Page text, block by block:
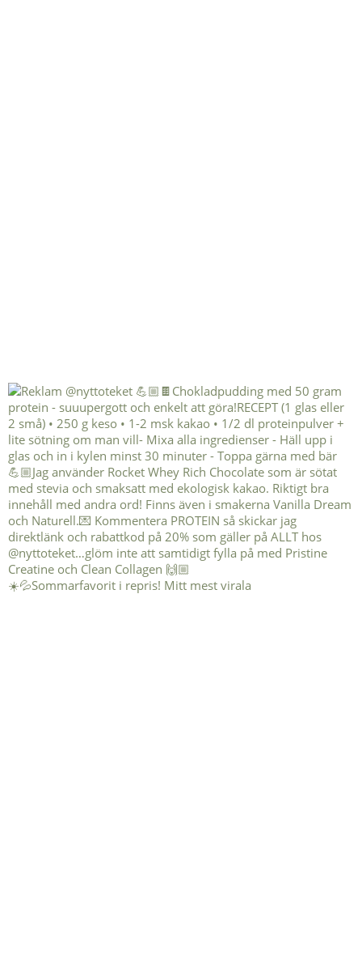
☀️💦Sommarfavorit i repris! Mitt mest virala